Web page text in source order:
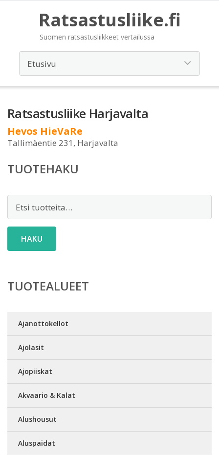
Ratsastusliike.fi
Suomen ratsastusliikkeet vertailussa
Ratsastusliike Harjavalta
Hevos HieVaRe
Tallimäentie 231, Harjavalta
TUOTEHAKU
HAKU
TUOTEALUEET
Ajanottokellot
Ajolasit
Ajopiiskat
Akvaario & Kalat
Alushousut
Aluspaidat